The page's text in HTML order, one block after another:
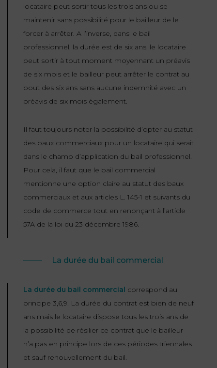
locataire peut sortir tous les trois ans ou se
maintenir sans possibilité pour le bailleur de le
forcer à arrêter. A l’inverse, dans le bail
professionnel, la durée est de six ans, le locataire
peut sortir à tout moment moyennant un préavis
de six mois et le bailleur peut arrêter le contrat au
bout des six ans sans aucune indemnité avec un
préavis de six mois également.
Il faut toujours noter la possibilité d’opter au statut
des baux commerciaux pour un locataire qui serait
dans le champ d’application du bail professionnel.
Pour cela, il faut que le bail commercial
mentionne une option claire au statut des baux
commerciaux et aux articles L. 145-1 et suivants du
code de commerce tout en renonçant à l’article
57A de la loi du 23 décembre 1986.
La durée du bail commercial
La durée du bail commercial correspond au
principe 3,6,9. La durée du contrat est bien de neuf
ans mais le locataire dispose tous les trois ans de
la possibilité de résilier ce contrat que le bailleur
n’a pas en principe lors de ces périodes triennales
et sauf renouvellement du bail.